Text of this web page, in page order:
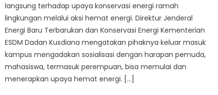
langsung terhadap upaya konservasi energi ramah
lingkungan melalui aksi hemat energi. Direktur Jenderal
Energi Baru Terbarukan dan Konservasi Energi Kementerian
ESDM Dadan Kusdiana mengatakan pihaknya keluar masuk
kampus mengadakan sosialisasi dengan harapan pemuda,
mahasiswa, termasuk perempuan, bisa memulai dan
menerapkan upaya hemat energi. […]